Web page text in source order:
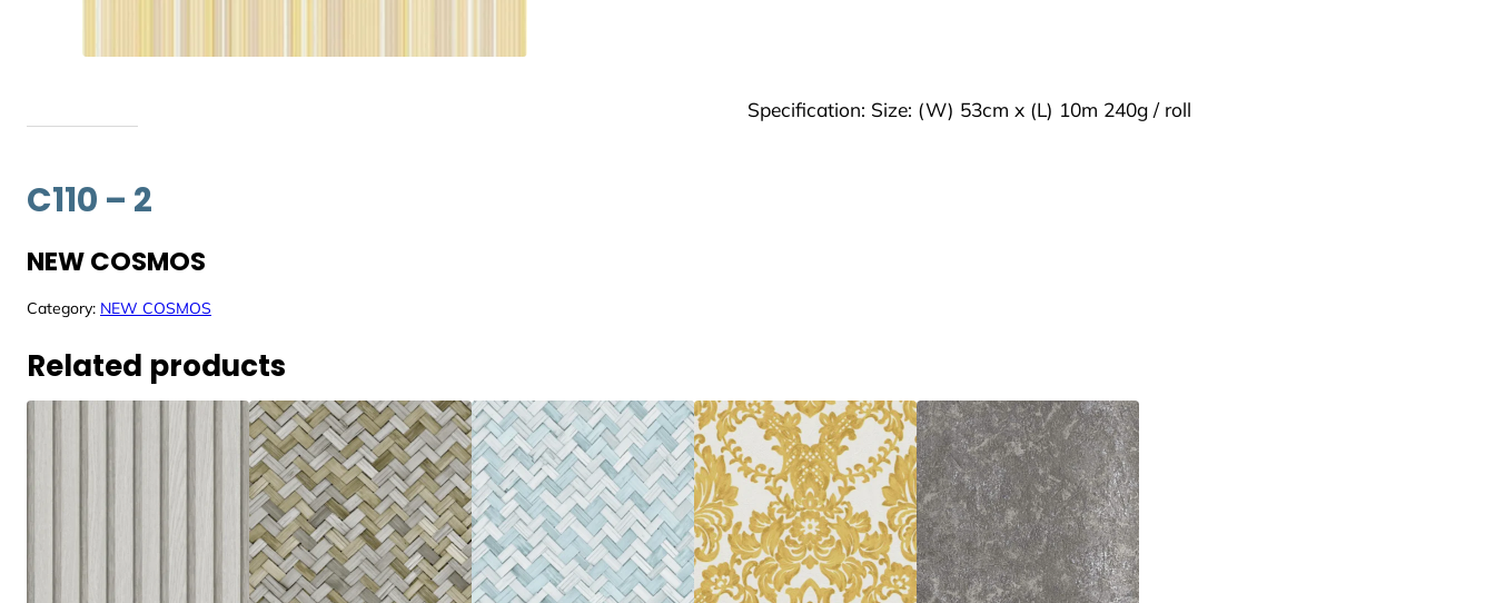
C110 – 2
NEW COSMOS
Specification: Size: (W) 53cm x (L) 10m 240g / roll
Category: NEW COSMOS
Related products